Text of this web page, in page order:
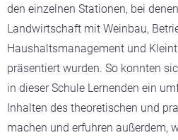
den einzelnen Stationen, bei
Landwirtschaft mit Weinbau,
Haushaltsmanagement und
präsentiert wurden. So konnten
in dieser Schule Lernenden ein
Inhalten des theoretischen und
machen und erfuhren außerdem,